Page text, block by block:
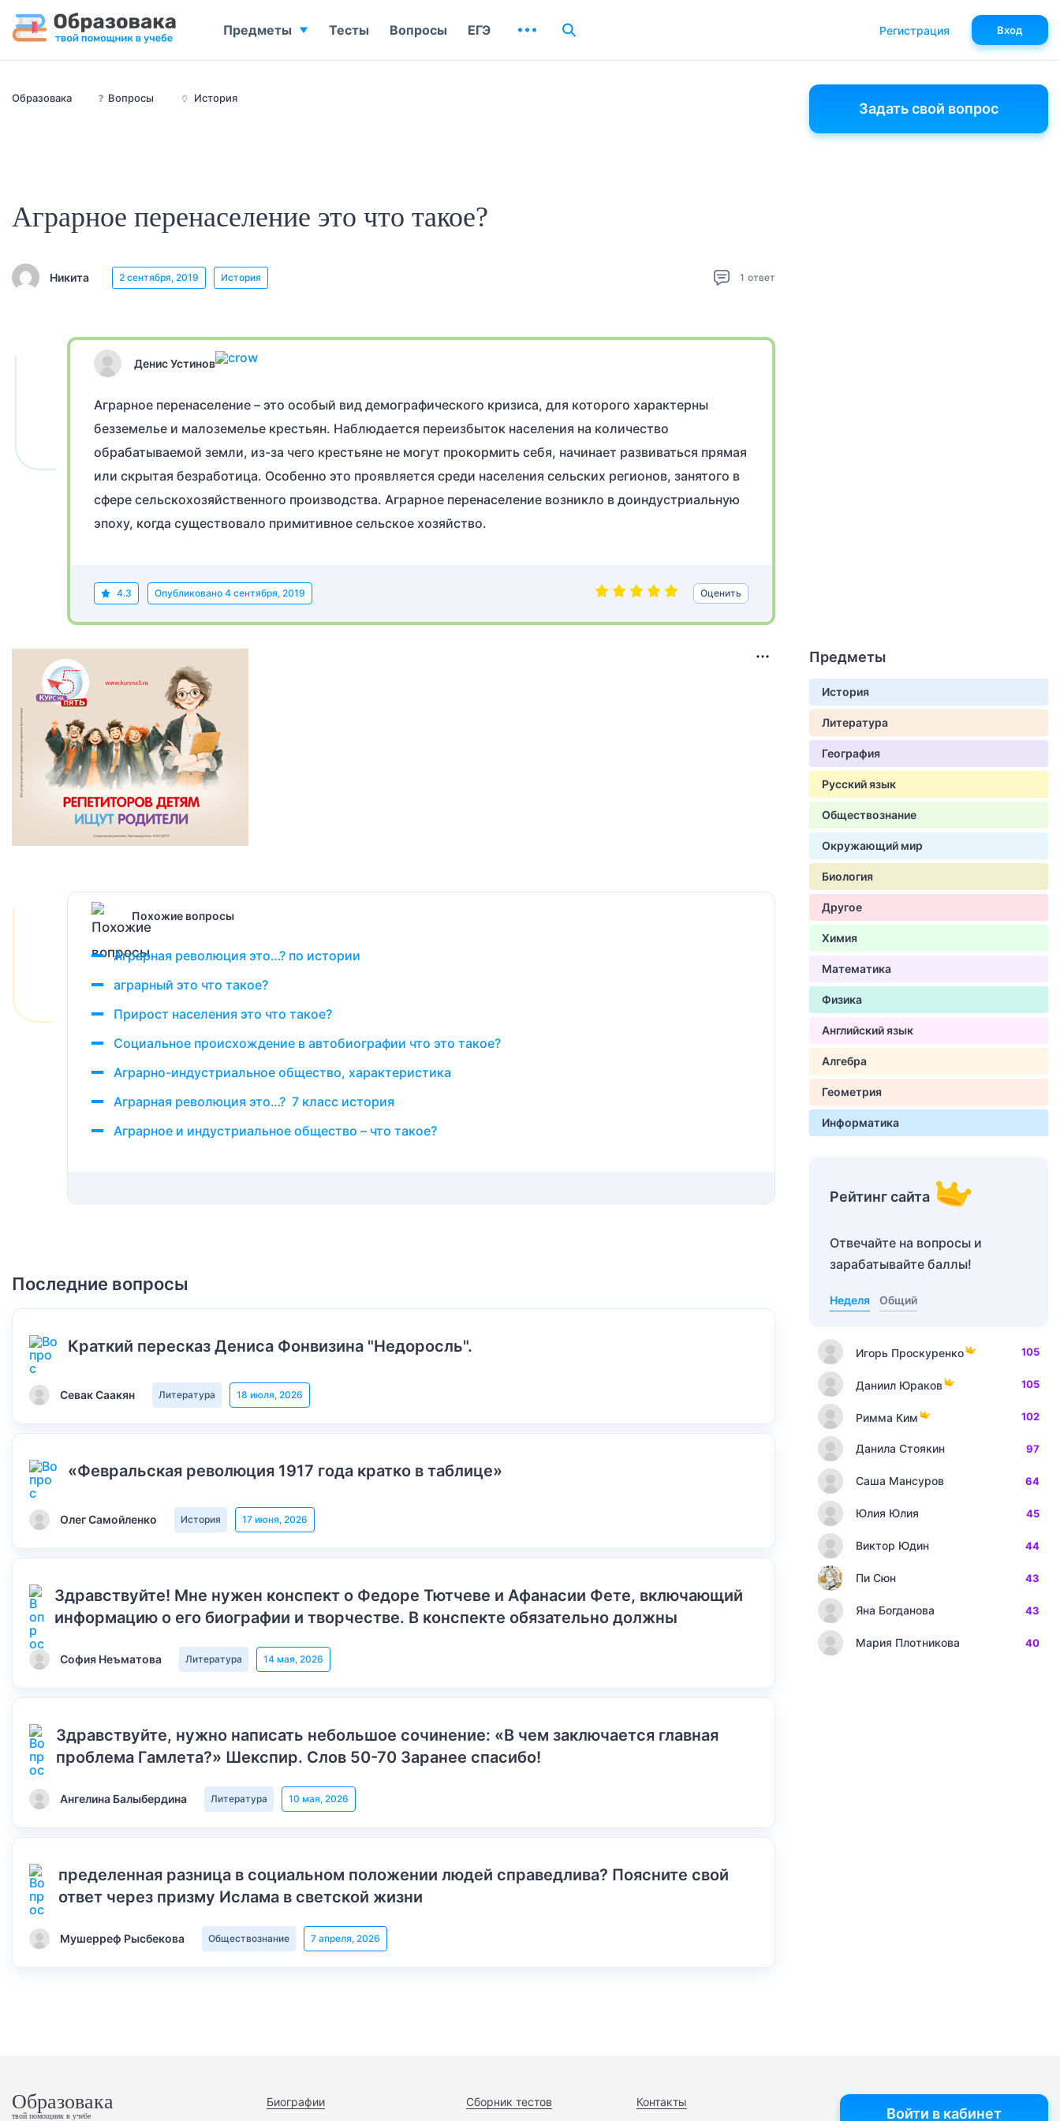
Образовака ❓ Вопросы 🏺 История
Аграрное перенаселение это что такое?
Никита 2 сентября, 2019 История 1 ответ
Денис Устинов
Аграрное перенаселение – это особый вид демографического кризиса, для которого характерны
безземелье и малоземелье крестьян. Наблюдается переизбыток населения на количество
обрабатываемой земли, из-за чего крестьяне не могут прокормить себя, начинает развиваться прямая
или скрытая безработица. Особенно это проявляется среди населения сельских регионов, занятого в
сфере сельскохозяйственного производства. Аграрное перенаселение возникло в доиндустриальную
эпоху, когда существовало примитивное сельское хозяйство.
4.3 Опубликовано 4 сентября, 2019 Оценить
Похожие вопросы
Аграрная революция это…? по истории
аграрный это что такое?
Прирост населения это что такое?
Социальное происхождение в автобиографии что это такое?
Аграрно-индустриальное общество, характеристика
Аграрная революция это…? 7 класс история
Аграрное и индустриальное общество – что такое?
Последние вопросы
Краткий пересказ Дениса Фонвизина "Недоросль".
Севак Саакян Литература 18 июля, 2026
«Февральская революция 1917 года кратко в таблице»
Олег Самойленко История 17 июня, 2026
Здравствуйте! Мне нужен конспект о Федоре Тютчеве и Афанасии Фете, включающий
информацию о его биографии и творчестве. В конспекте обязательно должны
София Неъматова Литература 14 мая, 2026
Здравствуйте, нужно написать небольшое сочинение: «В чем заключается главная
проблема Гамлета?» Шекспир. Слов 50-70 Заранее спасибо!
Ангелина Балыбердина Литература 10 мая, 2026
пределенная разница в социальном положении людей справедлива? Поясните свой
ответ через призму Ислама в светской жизни
Мушерреф Рысбекова Обществознание 7 апреля, 2026
Задать свой вопрос
Предметы
История
Литература
География
Русский язык
Обществознание
Окружающий мир
Биология
Другое
Химия
Математика
Физика
Английский язык
Алгебра
Геометрия
Информатика
Рейтинг сайта
Отвечайте на вопросы и
зарабатывайте баллы!
Неделя Общий
Игорь Проскуренко 105
Даниил Юраков 105
Римма Ким 102
Данила Стоякин 97
Саша Мансуров 64
Юлия Юлия 45
Виктор Юдин 44
Пи Сюн 43
Яна Богданова 43
Мария Плотникова 40
Предметы Тесты Вопросы ЕГЭ Регистрация Вход
Образовака
твой помощник в учебе
Биографии Сборник тестов Контакты
Войти в кабинет